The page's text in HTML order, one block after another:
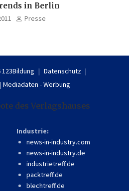
in Berlin
Presse
123Bildung
Datenschutz
| Mediadaten - Werbung
des Verlagshauses
Industrie:
news-in-industry.com
news-in-industry.de
industrietreff.de
packtreff.de
blechtreff.de